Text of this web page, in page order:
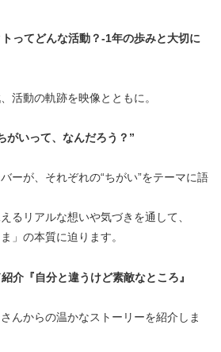
ってどんな活動？-1年の歩みと大切に
活動の軌跡を映像とともに。
いって、なんだろう？”
ーが、それぞれの“ちがい”をテーマに語
るリアルな想いや気づきを通して、
」の本質に迫ります。
介『自分と違うけど素敵なところ』
んからの温かなストーリーを紹介しま